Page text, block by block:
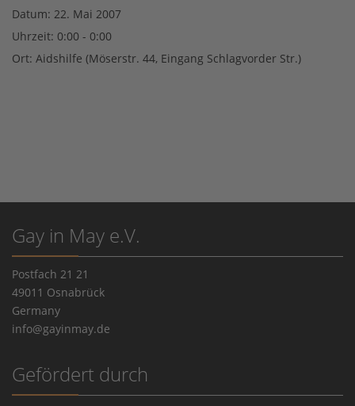
Datum: 22. Mai 2007
Uhrzeit: 0:00 - 0:00
Ort: Aidshilfe (Möserstr. 44, Eingang Schlagvorder Str.)
Gay in May e.V.
Postfach 21 21
49011 Osnabrück
Germany
info@gayinmay.de
Gefördert durch